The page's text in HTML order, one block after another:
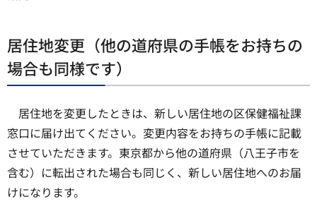
居住地変更（他の道府県の手帳をお持ちの
場合も同様です）
居住地を変更したときは、新しい居住地の区保健福祉課
窓口に届け出てください。変更内容をお持ちの手帳に記載
させていただきます。東京都から他の道府県（八王子市を
含む）に転出された場合も同じく、新しい居住地へのお届
けになります。